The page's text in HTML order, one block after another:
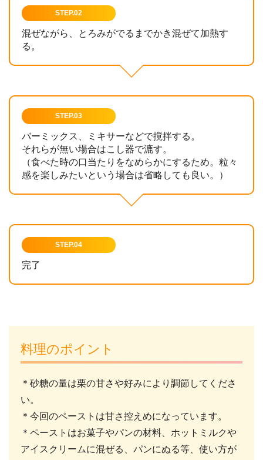
STEP.02
混ぜながら、とろみがでるまでかき混ぜて加熱す
る。
STEP.03
バーミックス、ミキサーなどで撹拌する。
それらが無い場合はこし器で漉す。
（食べた時の口当たりをなめらかにするため。粒々
感を楽しみたいという場合は省略しても良い。）
STEP.04
完了
料理のポイント
＊砂糖の量は栗の甘さや好みにより調節してくださ
い。
＊今回のペーストは甘さ控えめになっています。
＊ペーストはお菓子やパンの材料、ホットミルクや
アイスクリームに混ぜる、パンにぬる等、使い方が